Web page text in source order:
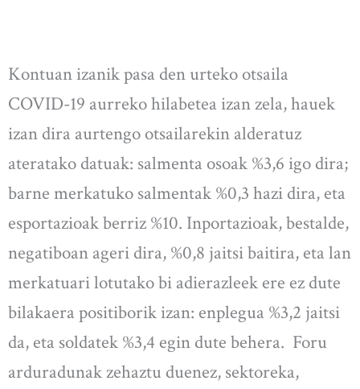
Kontuan izanik pasa den urteko otsaila
COVID-19 aurreko hilabetea izan zela, hauek
izan dira aurtengo otsailarekin alderatuz
ateratako datuak: salmenta osoak %3,6 igo dira;
barne merkatuko salmentak %0,3 hazi dira, eta
esportazioak berriz %10. Inportazioak, bestalde,
negatiboan ageri dira, %0,8 jaitsi baitira, eta lan
merkatuari lotutako bi adierazleek ere ez dute
bilakaera positiborik izan: enplegua %3,2 jaitsi
da, eta soldatek %3,4 egin dute behera. Foru
arduradunak zehaztu duenez, sektoreka,